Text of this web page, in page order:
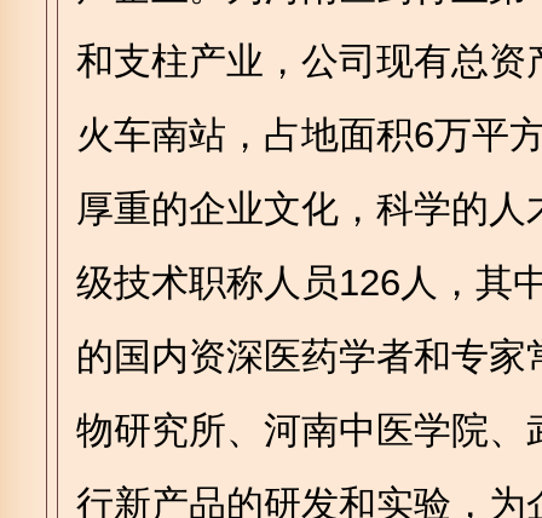
和支柱产业，公司现有总
火车南站，占地面积6万平
厚重的企业文化，科学的
级技术职称人员126人，其
的国内资深医药学者和专
物研究所、河南中医学院
行新产品的研发和实验，